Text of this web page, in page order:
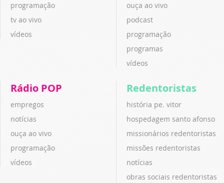
programação
tv ao vivo
vídeos
ouça ao vivo
podcast
programação
programas
vídeos
Rádio POP
empregos
notícias
ouça ao vivo
programação
vídeos
Redentoristas
história pe. vitor
hospedagem santo afonso
missionários redentoristas
missões redentoristas
notícias
obras sociais redentoristas